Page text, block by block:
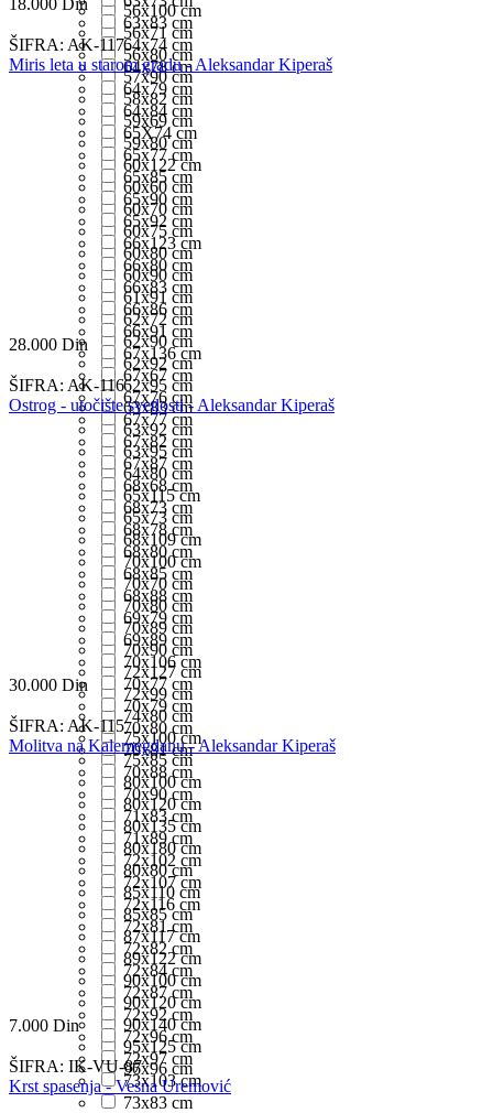
56x100 cm
56x71 cm
56x80 cm
57x90 cm
58x82 cm
59x69 cm
59x80 cm
60x122 cm
60x60 cm
60x70 cm
60x75 cm
60x80 cm
60x90 cm
61x91 cm
62x72 cm
62x90 cm
62x92 cm
62x95 cm
63x83 cm
63x92 cm
63x95 cm
64x80 cm
65x115 cm
65x73 cm
68x109 cm
70x100 cm
70x70 cm
70x80 cm
70x89 cm
70x90 cm
72x127 cm
72x99 cm
74x80 cm
75x100 cm
75x85 cm
80x100 cm
80x120 cm
80x135 cm
80x180 cm
80x80 cm
85x110 cm
85x85 cm
87x117 cm
89x122 cm
90x100 cm
90x120 cm
90x140 cm
95x125 cm
96x96 cm
63x83 cm
64x74 cm
64x78 cm
64x79 cm
64x84 cm
65X74 cm
65x77 cm
65x85 cm
65x90 cm
65x92 cm
66x123 cm
66x80 cm
66x83 cm
66x86 cm
66x91 cm
67x136 cm
67x67 cm
67x76 cm
67x77 cm
67x82 cm
67x87 cm
68x68 cm
68x73 cm
68x78 cm
68x80 cm
68x85 cm
68x88 cm
69x79 cm
69x89 cm
70x106 cm
70x77 cm
70x79 cm
70x80 cm
70x81 cm
70x88 cm
70x90 cm
71x83 cm
71x89 cm
72x102 cm
72x107 cm
72x116 cm
72x81 cm
72x82 cm
72x84 cm
72x87 cm
72x92 cm
72x96 cm
72x97 cm
73x103 cm
73x83 cm
ŠIFRA: AK-117
Miris leta u starom gradu - Aleksandar Kiperaš
28.000 Din
ŠIFRA: AK-116
Ostrog - utočište svetlosti - Aleksandar Kiperaš
30.000 Din
ŠIFRA: AK-115
Molitva na Kalemegdanu - Aleksandar Kiperaš
7.000 Din
ŠIFRA: IK-VU-87
Krst spasenja - Vesna Uremović